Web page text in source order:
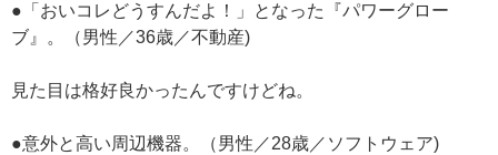
●「おいコレどうすんだよ！」となった『パワーグロー
ブ』。（男性／36歳／不動産)
見た目は格好良かったんですけどね。
●意外と高い周辺機器。（男性／28歳／ソフトウェア)